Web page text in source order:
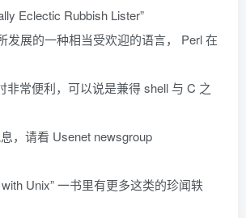
Eclectic Rubbish Lister”
发展的一种相当受欢迎的语言， Perl 在
非常便利，可以说是兼得 shell 与 C 之
，请看 Usenet newsgroup
Unix” 一书里有更多这类的珍闻轶